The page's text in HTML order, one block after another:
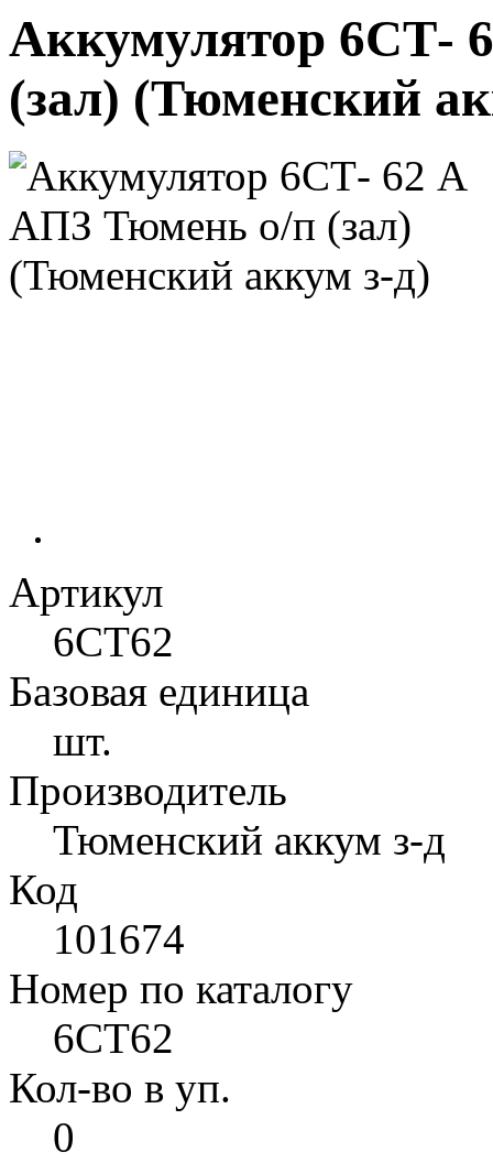
Аккумулятор 6СТ-
(зал) (Тюменский
Артикул
6CT62
Базовая единица
шт.
Производитель
Тюменский аккум з-д
Код
101674
Номер по каталогу
6CT62
Кол-во в уп.
0